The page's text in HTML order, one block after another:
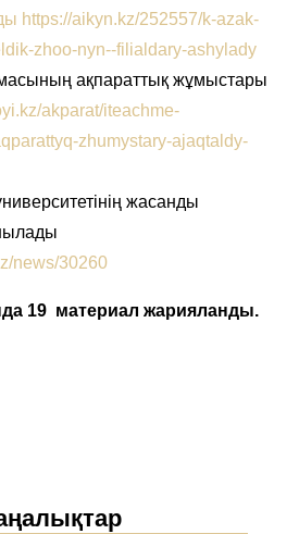
https://aikyn.kz/252557/k-azak-
zhoo-nyn--filialdary-ashylady
ақпараттық жұмыстары
akparat/iteachme-
zhumystary-ajaqtaldy-
жасанды
news/30260
19 материал жарияланды.